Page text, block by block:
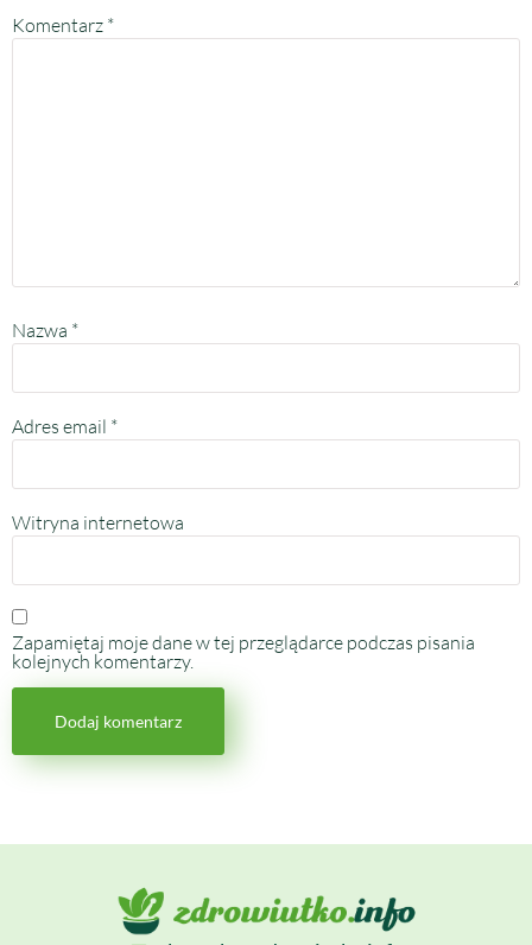
Komentarz *
Nazwa *
Adres email *
Witryna internetowa
Zapamiętaj moje dane w tej przeglądarce podczas pisania
kolejnych komentarzy.